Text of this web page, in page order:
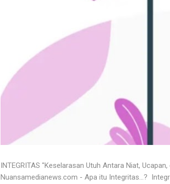
INTEGRITAS "Keselarasan Utuh Antara Niat,
Nuansamedianews.com - Apa itu Integritas...?